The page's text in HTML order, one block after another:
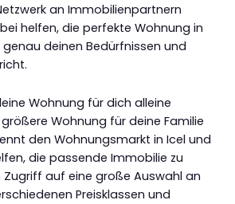
an Immobilienpartnern
helfen, die perfekte Wohnung in
genau deinen Bedürfnissen und
Wohnung für dich alleine
Wohnung für deine Familie
den Wohnungsmarkt in Icel und
die passende Immobilie zu
Zugriff auf eine große Auswahl an
Preisklassen und